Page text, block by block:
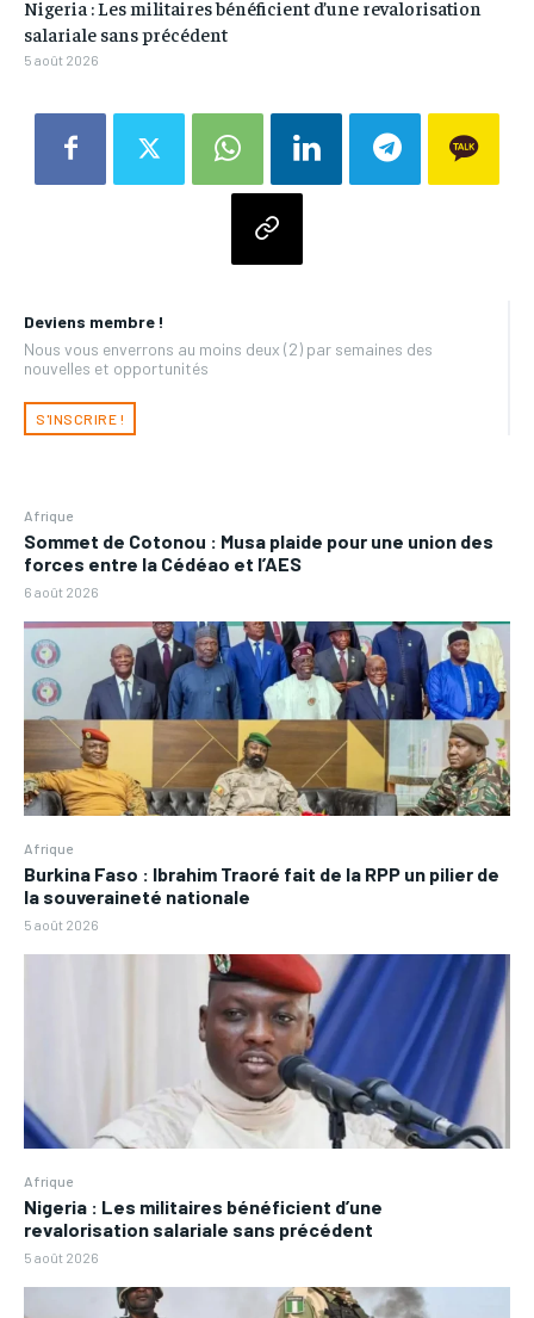
Deviens membre !
Nous vous enverrons au moins deux (2) par semaines des
nouvelles et opportunités
S'INSCRIRE !
Afrique
Sommet de Cotonou : Musa plaide pour une union des
forces entre la Cédéao et l’AES
6 août 2026
Afrique
Burkina Faso : Ibrahim Traoré fait de la RPP un pilier de
la souveraineté nationale
5 août 2026
Afrique
Nigeria : Les militaires bénéficient d’une
revalorisation salariale sans précédent
5 août 2026
Nigeria : Les militaires bénéficient d’une revalorisation
salariale sans précédent
5 août 2026